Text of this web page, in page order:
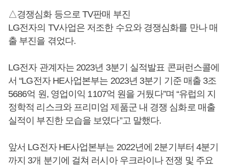
△경쟁심화 등으로 TV판매 부진
LG전자의 TV사업은 저조한 수요와 경쟁심화를 만나 매
출 부진을 겪었다.
LG전자 관계자는 2023년 3분기 실적발표 콘퍼런스콜에
서 “LG전자 HE사업본부는 2023년 3분기 기준 매출 3조
5686억 원, 영업이익 1107억 원을 거뒀다”며 “유럽의 지
정학적 리스크와 프리미엄 제품군 내 경쟁 심화로 매출
실적이 부진한 모습을 보였다”고 말했다.
앞서 LG전자 HE사업본부는 2022년에 2분기부터 4분기
까지 3개 분기에 걸쳐 러시아 우크라이나 전쟁 및 주요